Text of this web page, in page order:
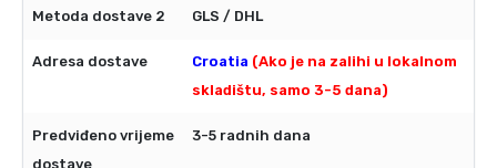
GLS / DHL
Croatia (Ako je na zalihi u lokalnom
skladištu, samo 3-5 dana)
3-5 radnih dana